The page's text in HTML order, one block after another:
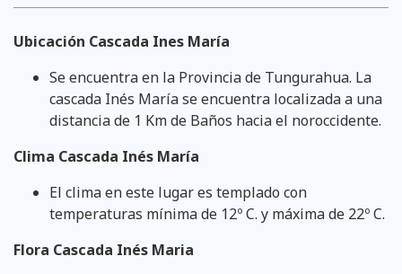
Ubicación Cascada Ines María
Se encuentra en la Provincia de Tungurahua. La
cascada Inés María se encuentra localizada a una
distancia de 1 Km de Baños hacia el noroccidente.
Clima Cascada Inés María
El clima en este lugar es templado con
temperaturas mínima de 12º C. y máxima de 22º C.
Flora Cascada Inés Maria